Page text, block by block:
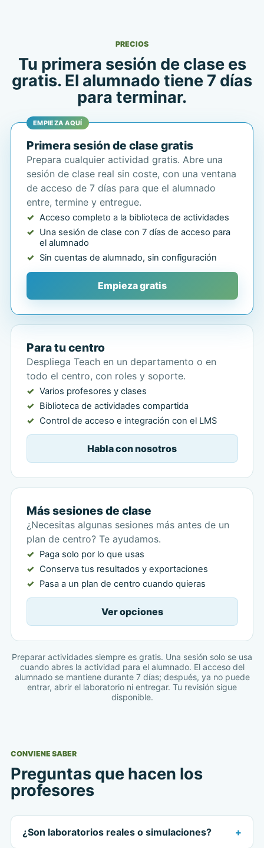
PRECIOS
Tu primera sesión de clase es
gratis. El alumnado tiene 7 días
para terminar.
EMPIEZA AQUÍ
Primera sesión de clase gratis
Prepara cualquier actividad gratis. Abre una
sesión de clase real sin coste, con una ventana
de acceso de 7 días para que el alumnado
entre, termine y entregue.
Acceso completo a la biblioteca de actividades
Una sesión de clase con 7 días de acceso para
el alumnado
Sin cuentas de alumnado, sin configuración
Empieza gratis
Para tu centro
Despliega Teach en un departamento o en
todo el centro, con roles y soporte.
Varios profesores y clases
Biblioteca de actividades compartida
Control de acceso e integración con el LMS
Habla con nosotros
Más sesiones de clase
¿Necesitas algunas sesiones más antes de un
plan de centro? Te ayudamos.
Paga solo por lo que usas
Conserva tus resultados y exportaciones
Pasa a un plan de centro cuando quieras
Ver opciones
Preparar actividades siempre es gratis. Una sesión solo se usa
cuando abres la actividad para el alumnado. El acceso del
alumnado se mantiene durante 7 días; después, ya no puede
entrar, abrir el laboratorio ni entregar. Tu revisión sigue
disponible.
CONVIENE SABER
Preguntas que hacen los
profesores
¿Son laboratorios reales o simulaciones?